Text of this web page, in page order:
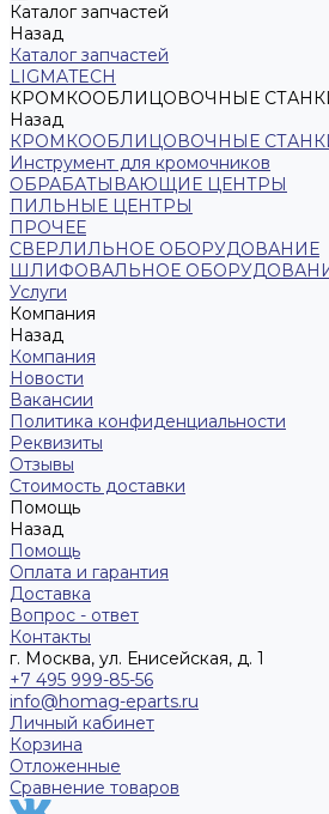
Каталог запчастей
Назад
Каталог запчастей
LIGMATECH
КРОМКООБЛИЦОВОЧНЫЕ
Назад
КРОМКООБЛИЦОВОЧНЫЕ
Инструмент для кромочников
ОБРАБАТЫВАЮЩИЕ ЦЕНТРЫ
ПИЛЬНЫЕ ЦЕНТРЫ
ПРОЧЕЕ
СВЕРЛИЛЬНОЕ ОБОРУДОВАНИЕ
ШЛИФОВАЛЬНОЕ
Услуги
Компания
Назад
Компания
Новости
Вакансии
Политика конфиденциальности
Реквизиты
Отзывы
Стоимость доставки
Помощь
Назад
Помощь
Оплата и гарантия
Доставка
Вопрос - ответ
Контакты
г. Москва, ул. Енисейская, д. 1
+7 495 999-85-56
info@homag-eparts.ru
Личный кабинет
Корзина
Отложенные
Сравнение товаров